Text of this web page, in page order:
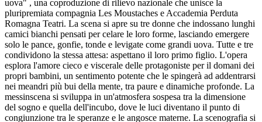
uova" , una coproduzione di rilievo nazionale che unisce la
pluripremiata compagnia Les Moustaches e Accademia Perduta
Romagna Teatri. La scena si apre su tre donne che indossano lunghi
camici bianchi pensati per celare le loro forme, lasciando emergere
solo le pance, gonfie, tonde e levigate come grandi uova. Tutte e tre
condividono la stessa attesa: aspettano il loro primo figlio. L'opera
esplora l'amore cieco e viscerale delle protagoniste per il domani dei
propri bambini, un sentimento potente che le spingerà ad addentrarsi
nei meandri più bui della mente, tra paure e dinamiche profonde. La
messinscena si sviluppa in un'atmosfera sospesa tra la dimensione
del sogno e quella dell'incubo, dove le luci diventano il punto di
congiunzione tra le speranze e le angosce materne. La scenografia si